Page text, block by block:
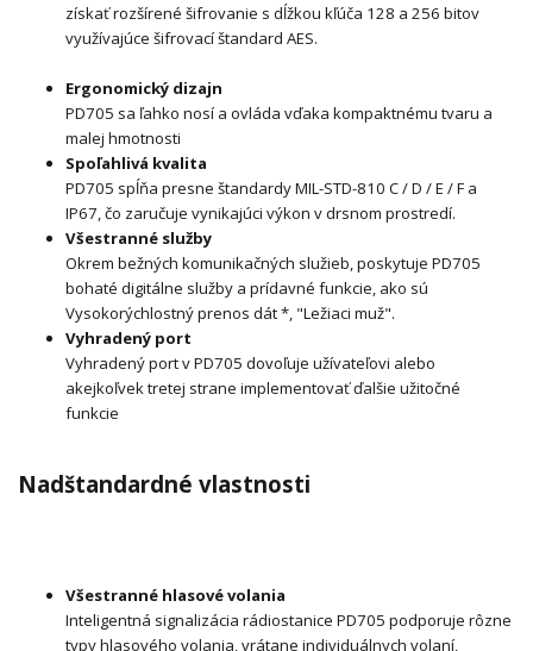
získať rozšírené šifrovanie s dĺžkou kľúča 128 a 256 bitov
využívajúce šifrovací štandard AES.
Ergonomický dizajn
PD705 sa ľahko nosí a ovláda vďaka kompaktnému tvaru a
malej hmotnosti
Spoľahlivá kvalita
PD705 spĺňa presne štandardy MIL-STD-810 C / D / E / F a
IP67, čo zaručuje vynikajúci výkon v drsnom prostredí.
Všestranné služby
Okrem bežných komunikačných služieb, poskytuje PD705
bohaté digitálne služby a prídavné funkcie, ako sú
Vysokorýchlostný prenos dát *, "Ležiaci muž".
Vyhradený port
Vyhradený port v PD705 dovoľuje užívateľovi alebo
akejkoľvek tretej strane implementovať ďalšie užitočné
funkcie
Nadštandardné vlastnosti
Všestranné hlasové volania
Inteligentná signalizácia rádiostanice PD705 podporuje rôzne
typy hlasového volania, vrátane individuálnych volaní,